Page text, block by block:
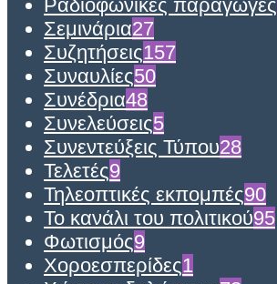
Ραδιοφωνικές παραγωγές
Σεμινάρια27
Συζητήσεις157
Συναυλίες50
Συνέδρια48
Συνελεύσεις5
Συνεντεύξεις Τύπου28
Τελετές9
Τηλεοπτικές εκπομπές90
Το κανάλι του πολιτικού95
Φωτισμός9
Χοροεσπερίδες1